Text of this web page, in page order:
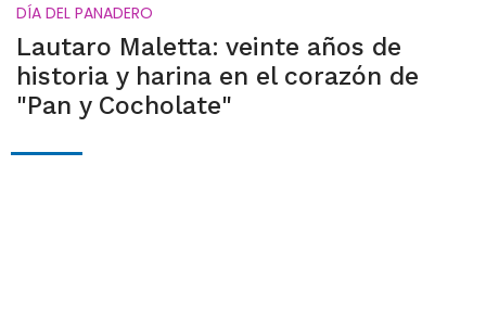
DÍA DEL PANADERO
Lautaro Maletta: veinte años de
historia y harina en el corazón de
"Pan y Cocholate"